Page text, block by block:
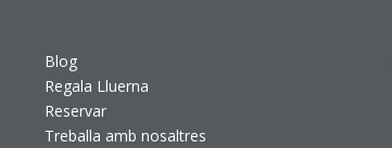
Blog
Regala Lluerna
Reservar
Treballa amb nosaltres